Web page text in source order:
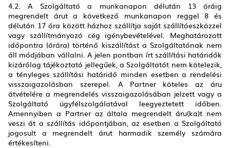
4.2. A Szolgáltató a munkanapon délután 13 óráig
megrendelt árut a következő munkanapon reggel 8 és
délután 17 óra között házhoz szállítja saját szállítóeszközzel
vagy szállítmányozó cég igénybevételével. Meghatározott
időpontra (órára) történő kiszállítást a Szolgáltatónak nem
áll módjában vállalni. A jelen pontban írt szállítási határidők
kizárólag tájékoztató jellegűek, a Szolgáltatót nem kötelezik,
a tényleges szállítási határidő minden esetben a rendelési
visszaigazolásban szerepel. A Partner köteles az áru
átvételére a megrendelés visszaigazolásában jelzett vagy a
Szolgáltató ügyfélszolgálatával leegyeztetett időben.
Amennyiben a Partner az általa megrendelt áru(ka)t nem
veszi át a szállítás időpontjában, az esetben a Szolgáltató
jogosult a megrendelt árut harmadik személy számára
értékesíteni.